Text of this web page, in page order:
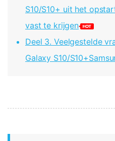
S10/S10+ uit het
vast te krijgen
Deel 3. Veelgestelde
Galaxy S10/S10+